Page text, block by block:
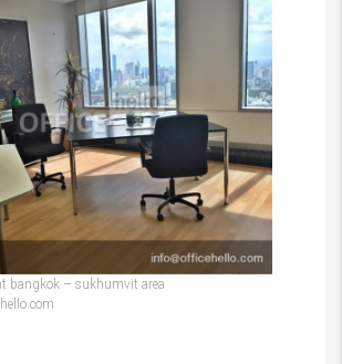
bangkok – sukhumvit area